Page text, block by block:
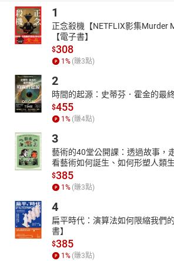
1
正念殺機【NETFLIX影集Murder
【電子書】
$308
1% (賺3點)
2
時間的起源：史蒂芬．霍金的最
$455
1% (賺4點)
3
藝術的40堂公開課：透過故事，
看藝術如何誕生、如何形塑人類
$385
1% (賺3點)
4
扁平時代：演算法如何限縮我們
書】
$385
1% (賺3點)